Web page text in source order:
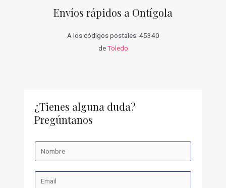
Envíos rápidos a Ontígola
A los códigos postales: 45340
deToledo
¿Tienes alguna duda?
Pregúntanos